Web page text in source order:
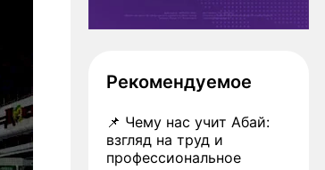
Рекомендуемое
📌 Чему нас учит Абай:
взгляд на труд и
профессиональное